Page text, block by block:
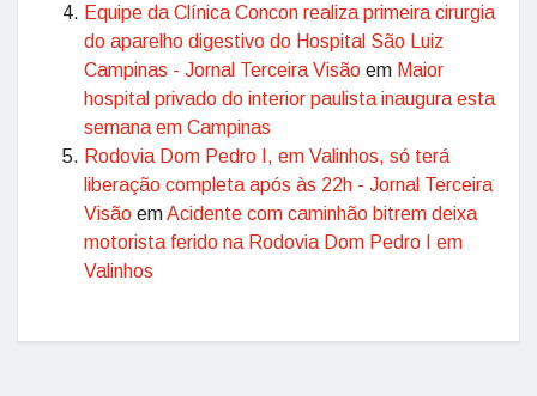
Equipe da Clínica Concon realiza primeira cirurgia
do aparelho digestivo do Hospital São Luiz
Campinas - Jornal Terceira Visão em Maior
hospital privado do interior paulista inaugura esta
semana em Campinas
Rodovia Dom Pedro I, em Valinhos, só terá
liberação completa após às 22h - Jornal Terceira
Visão emAcidente com caminhão bitrem deixa
motorista ferido na Rodovia Dom Pedro I em
Valinhos